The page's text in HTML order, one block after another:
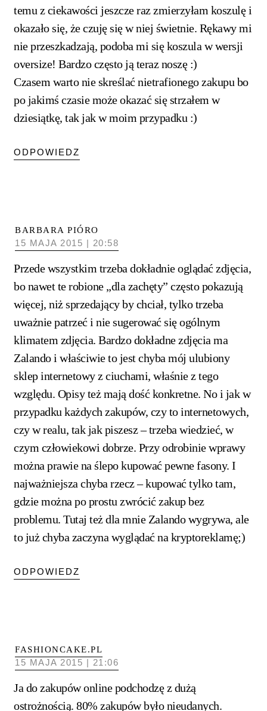
temu z ciekawości jeszcze raz zmierzyłam koszulę i
okazało się, że czuję się w niej świetnie. Rękawy mi
nie przeszkadzają, podoba mi się koszula w wersji
oversize! Bardzo często ją teraz noszę :)
Czasem warto nie skreślać nietrafionego zakupu bo
po jakimś czasie może okazać się strzałem w
dziesiątkę, tak jak w moim przypadku :)
ODPOWIEDZ
BARBARA PIÓRO
15 MAJA 2015 | 20:58
Przede wszystkim trzeba dokładnie oglądać zdjęcia,
bo nawet te robione „dla zachęty” często pokazują
więcej, niż sprzedający by chciał, tylko trzeba
uważnie patrzeć i nie sugerować się ogólnym
klimatem zdjęcia. Bardzo dokładne zdjęcia ma
Zalando i właściwie to jest chyba mój ulubiony
sklep internetowy z ciuchami, właśnie z tego
względu. Opisy też mają dość konkretne. No i jak w
przypadku każdych zakupów, czy to internetowych,
czy w realu, tak jak piszesz – trzeba wiedzieć, w
czym człowiekowi dobrze. Przy odrobinie wprawy
można prawie na ślepo kupować pewne fasony. I
najważniejsza chyba rzecz – kupować tylko tam,
gdzie można po prostu zwrócić zakup bez
problemu. Tutaj też dla mnie Zalando wygrywa, ale
to już chyba zaczyna wyglądać na kryptoreklamę;)
ODPOWIEDZ
FASHIONCAKE.PL
15 MAJA 2015 | 21:06
Ja do zakupów online podchodzę z dużą
ostrożnością. 80% zakupów było nieudanych.